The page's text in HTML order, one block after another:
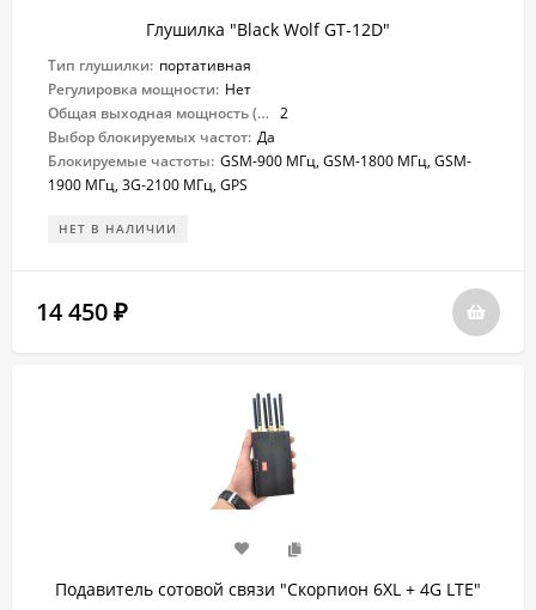
Глушилка "Black Wolf GT-12D"
Тип глушилки: портативная
Регулировка мощности: Нет
Общая выходная мощность (Вт): 2
Выбор блокируемых частот: Да
Блокируемые частоты: GSM-900 МГц, GSM-1800 МГц, GSM-
1900 МГц, 3G-2100 МГц, GPS
НЕТ В НАЛИЧИИ
14 450 ₽
Подавитель сотовой связи "Скорпион 6XL + 4G LTE"